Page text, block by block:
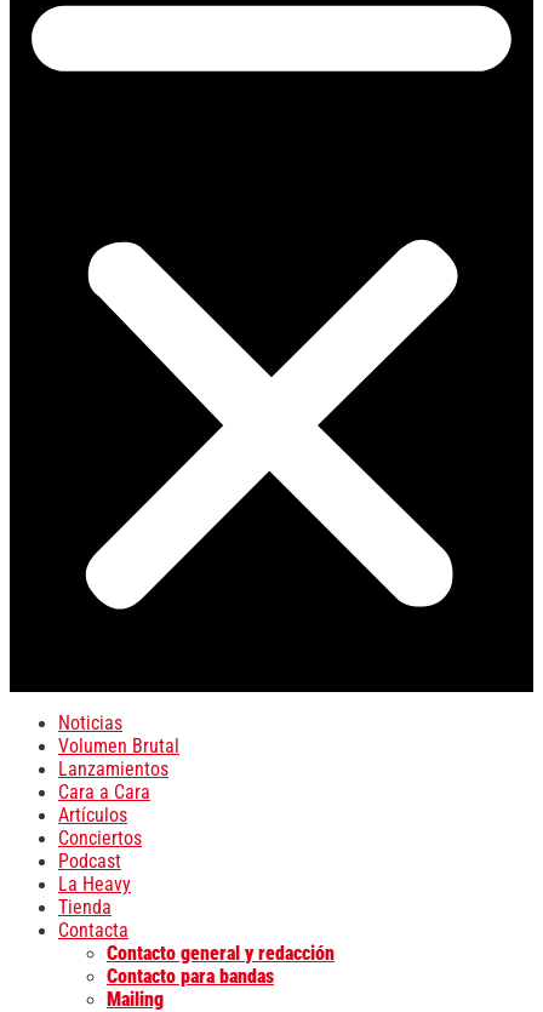
Noticias
Volumen Brutal
Lanzamientos
Cara a Cara
Artículos
Conciertos
Podcast
La Heavy
Tienda
Contacta
Contacto general y redacción
Contacto para bandas
Mailing